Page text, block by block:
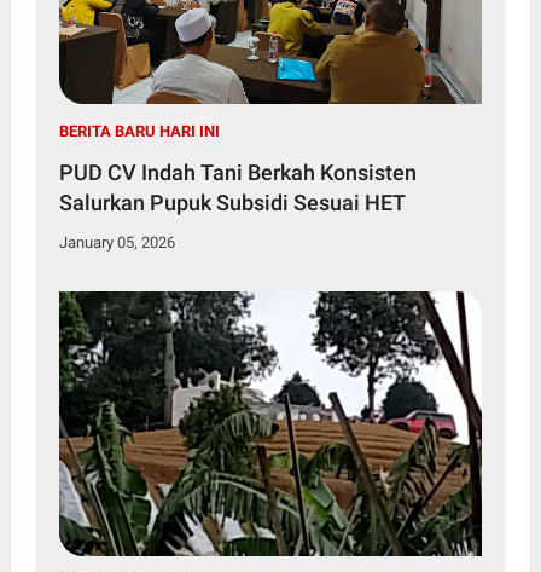
BERITA BARU HARI INI
PUD CV Indah Tani Berkah Konsisten
Salurkan Pupuk Subsidi Sesuai HET
January 05, 2026